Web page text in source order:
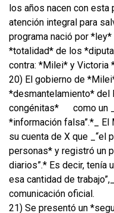
los años nacen con esta
atención integral para
programa nació por
*totalidad* de los
contra: *Milei* y Victoria
20) El gobierno de
*desmantelamiento* del
congénitas*
como un
*información falsa”.*_
su cuenta de X que _“el
personas* y registró un
diarios”.* Es decir, tenía
esa cantidad de
comunicación oficial.
21) Se presentó un